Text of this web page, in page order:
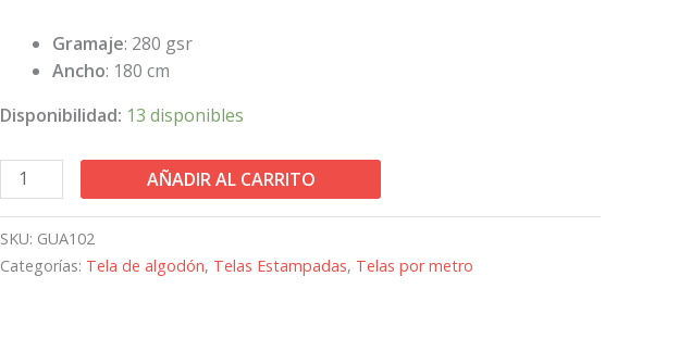
Gramaje: 280 gsr
Ancho: 180 cm
Disponibilidad: 13 disponibles
AÑADIR AL CARRITO
SKU: GUA102
Categorías: Tela de algodón, Telas Estampadas, Telas por metro